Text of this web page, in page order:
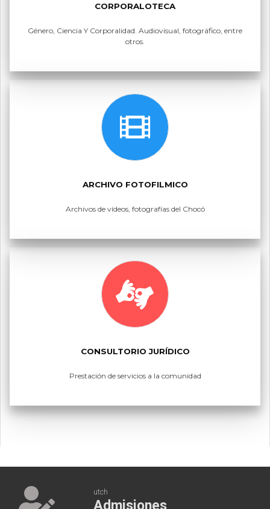
CORPORALOTECA
Género, Ciencia Y Corporalidad. Audiovisual, fotográfico, entre
otros.
ARCHIVO FOTOFILMICO
Archivos de vídeos, fotografías del Chocó
CONSULTORIO JURÍDICO
Prestación de servicios a la comunidad
utch
Admisiones